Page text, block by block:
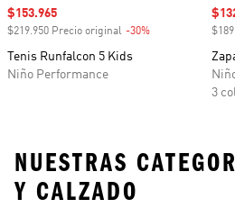
Precio de venta
$153.965
$219.950 Precio original -30%
Tenis Runfalcon 5 Kids
Niño Performance
3
NUESTRAS
Y CALZADO